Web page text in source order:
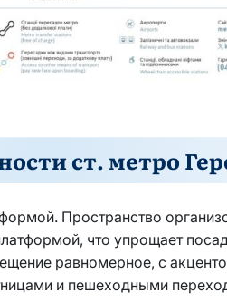
ст. метро
Пространство
что упрощает
равномерное, с
и пешеходными